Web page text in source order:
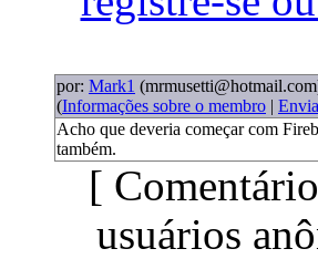
por: Mark1
(Informações sobre o membro |
Acho que deveria começar com
também.
[
usuários